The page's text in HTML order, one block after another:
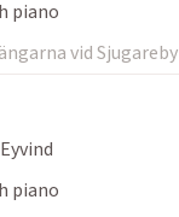
piano
vid Sjugareby
piano